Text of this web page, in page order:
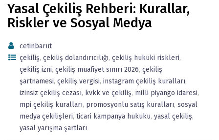
Yasal Çekiliş Rehberi: Kurallar,
Riskler ve Sosyal Medya
cetinbarut
çekiliş, çekiliş dolandırıcılığı, çekiliş hukuki riskleri,
çekiliş izni, çekiliş muafiyet sınırı 2026, çekiliş
şartnamesi, çekiliş vergisi, instagram çekiliş kuralları,
izinsiz çekiliş cezası, kvkk ve çekiliş, milli piyango idaresi,
mpi çekiliş kuralları, promosyonlu satış kuralları, sosyal
medya çekilişleri, ticari kampanya hukuku, yasal çekiliş,
yasal yarışma şartları